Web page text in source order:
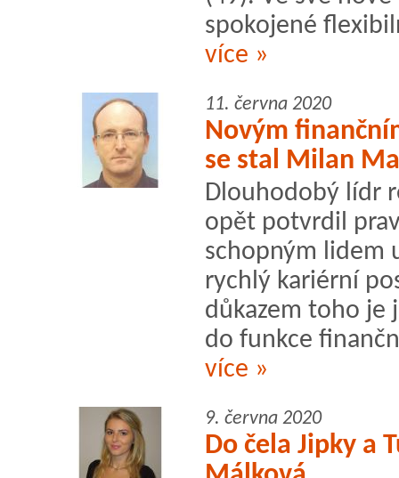
spokojené
více »
11. června 2020
Novým
se stal Milan
Dlouhodobý lídr
opět potvrdil
schopným lidem
rychlý kariérní
důkazem toho je
do funkce
více »
9. června 2020
Do čela Jipky a